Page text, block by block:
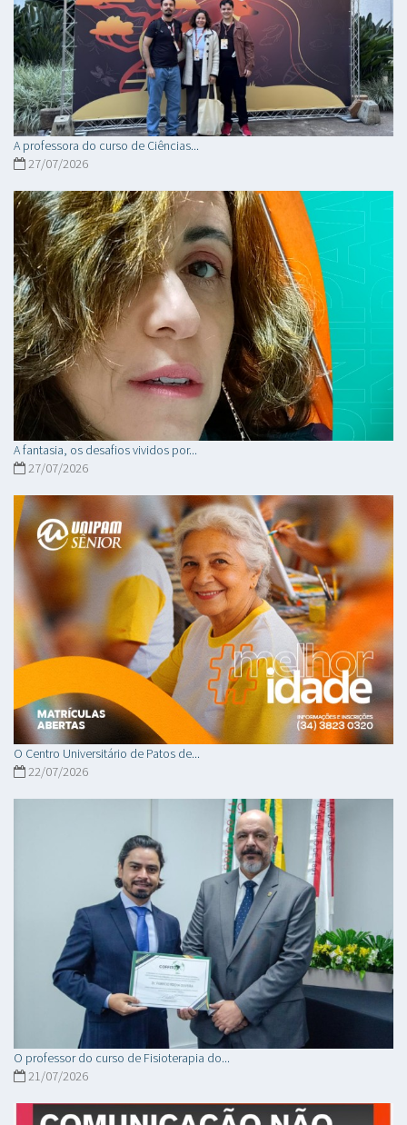
A professora do curso de Ciências...
27/07/2026
A fantasia, os desafios vividos por...
27/07/2026
O Centro Universitário de Patos de...
22/07/2026
O professor do curso de Fisioterapia do...
21/07/2026